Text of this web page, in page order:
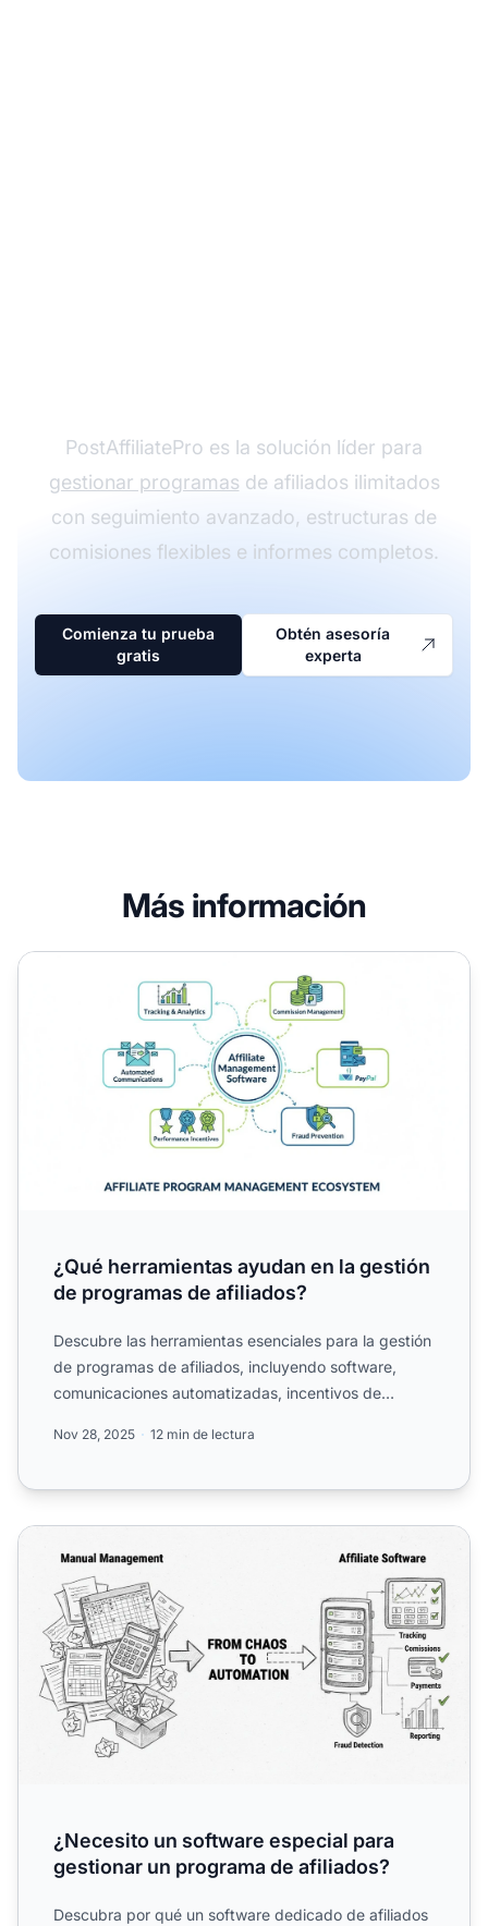
PostAffiliatePro es la solución líder para
gestionar programas de afiliados ilimitados
con seguimiento avanzado, estructuras de
comisiones flexibles e informes completos.
Comienza tu prueba
gratis
Obtén asesoría
experta
Más información
¿Qué herramientas ayudan en la gestión de programas
¿Qué herramientas ayudan en la gestión
de programas de afiliados?
Descubre las herramientas esenciales para la gestión
de programas de afiliados, incluyendo software,
comunicaciones automatizadas, incentivos de
Nov 28, 2025 12 min de lectura
¿Necesito un software especial para gestionar un
¿Necesito un software especial para
gestionar un programa de afiliados?
Descubra por qué un software dedicado de afiliados